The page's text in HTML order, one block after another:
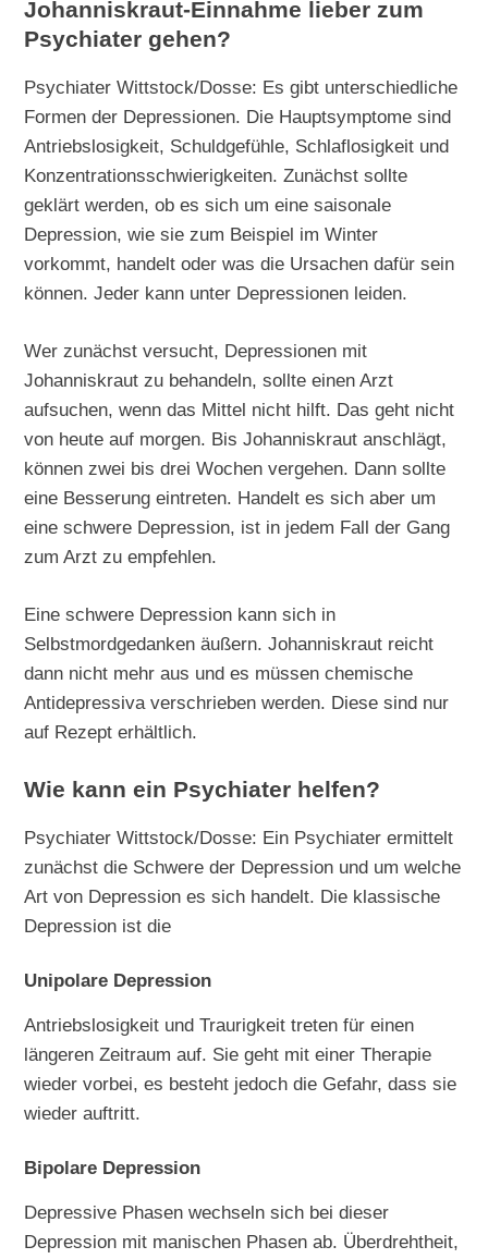
Johanniskraut-Einnahme lieber zum
Psychiater gehen?
Psychiater Wittstock/Dosse: Es gibt unterschiedliche
Formen der Depressionen. Die Hauptsymptome sind
Antriebslosigkeit, Schuldgefühle, Schlaflosigkeit und
Konzentrationsschwierigkeiten. Zunächst sollte
geklärt werden, ob es sich um eine saisonale
Depression, wie sie zum Beispiel im Winter
vorkommt, handelt oder was die Ursachen dafür sein
können. Jeder kann unter Depressionen leiden.
Wer zunächst versucht, Depressionen mit
Johanniskraut zu behandeln, sollte einen Arzt
aufsuchen, wenn das Mittel nicht hilft. Das geht nicht
von heute auf morgen. Bis Johanniskraut anschlägt,
können zwei bis drei Wochen vergehen. Dann sollte
eine Besserung eintreten. Handelt es sich aber um
eine schwere Depression, ist in jedem Fall der Gang
zum Arzt zu empfehlen.
Eine schwere Depression kann sich in
Selbstmordgedanken äußern. Johanniskraut reicht
dann nicht mehr aus und es müssen chemische
Antidepressiva verschrieben werden. Diese sind nur
auf Rezept erhältlich.
Wie kann ein Psychiater helfen?
Psychiater Wittstock/Dosse: Ein Psychiater ermittelt
zunächst die Schwere der Depression und um welche
Art von Depression es sich handelt. Die klassische
Depression ist die
Unipolare Depression
Antriebslosigkeit und Traurigkeit treten für einen
längeren Zeitraum auf. Sie geht mit einer Therapie
wieder vorbei, es besteht jedoch die Gefahr, dass sie
wieder auftritt.
Bipolare Depression
Depressive Phasen wechseln sich bei dieser
Depression mit manischen Phasen ab. Überdrehtheit,